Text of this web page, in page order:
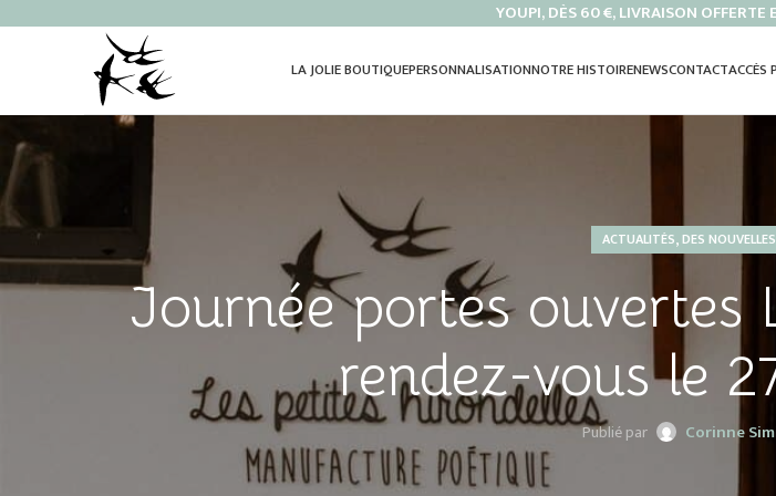
YOUPI, DÈS 60 €, LIVRAISON OFFERTE
LA JOLIE BOUTIQUEPERSONNALISATIONNOTRE HISTOIRENEWSCONTACTACCÈS
ACTUALITÉS,DES
Journée portes ouvertes
rendez-vous le
Publié par Corinne